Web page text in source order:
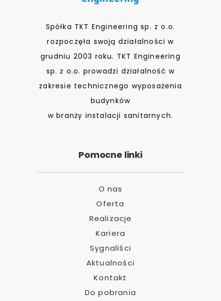
Spółka TKT Engineering sp. z o.o.
rozpoczęła swoją działalności w
grudniu 2003 roku. TKT Engineering
sp. z o.o. prowadzi działalność w
zakresie technicznego wyposażenia
budynków
w branży instalacji sanitarnych.
Pomocne linki
O nas
Oferta
Realizacje
Kariera
Sygnaliści
Aktualności
Kontakt
Do pobrania